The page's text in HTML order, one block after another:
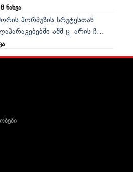
ნახვა
ჰორმუზის სრუტესთან
აშშ-ც არის ჩ...